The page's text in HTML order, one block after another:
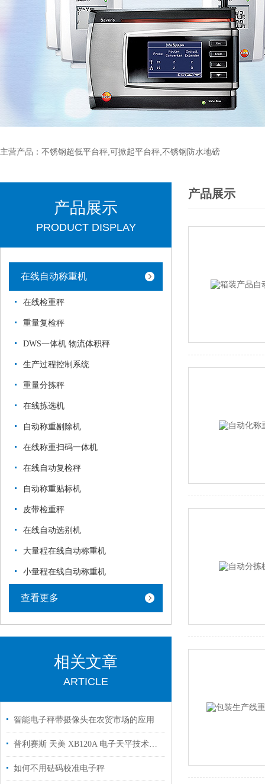
主营产品：不锈钢超低平台秤,可掀起平台秤,不锈钢防水地磅
产品展示
PRODUCT DISPLAY
在线自动称重机
在线检重秤
重量复检秤
DWS一体机 物流体积秤
生产过程控制系统
重量分拣秤
在线拣选机
自动称重剔除机
在线称重扫码一体机
在线自动复检秤
自动称重贴标机
皮带检重秤
在线自动选别机
大量程在线自动称重机
小量程在线自动称重机
查看更多
相关文章
ARTICLE
智能电子秤带摄像头在农贸市场的应用
普利赛斯 天美 XB120A 电子天平技术参数
如何不用砝码校准电子秤
产品展示